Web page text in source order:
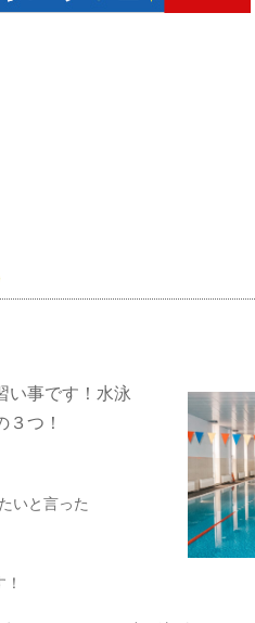
い事です！水泳
３つ！
いと言った